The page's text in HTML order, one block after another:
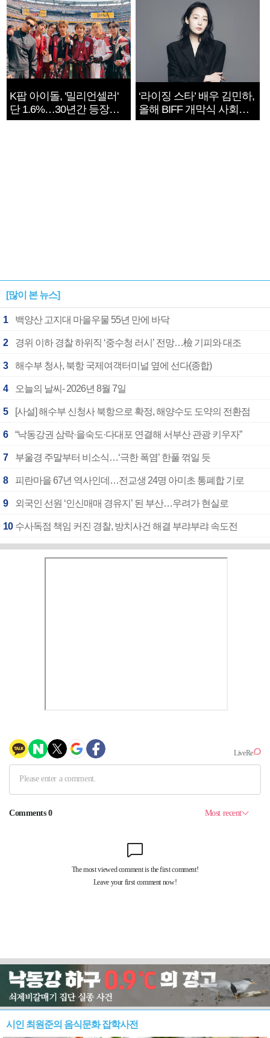
K팝 아이돌, '밀리언셀러'
단 1.6%…30년간 등장
1182개팀 전수조사
‘라이징 스타’ 배우 김민하,
올해 BIFF 개막식 사회자
확정
[많이 본 뉴스]
1 백양산 고지대 마을우물 55년 만에 바닥
2 경위 이하 경찰 하위직 ‘중수청 러시’ 전망…檢 기피와 대조
3 해수부 청사, 북항 국제여객터미널 옆에 선다(종합)
4 오늘의 날씨- 2026년 8월 7일
5 [사설] 해수부 신청사 북항으로 확정, 해양수도 도약의 전환점
6 “낙동강권 삼락·을숙도·다대포 연결해 서부산 관광 키우자”
7 부울경 주말부터 비소식…‘극한 폭염’ 한풀 꺾일 듯
8 피란마을 67년 역사인데…전교생 24명 아미초 통폐합 기로
9 외국인 선원 ‘인신매매 경유지’ 된 부산…우려가 현실로
10 수사독점 책임 커진 경찰, 방치사건 해결 부랴부랴 속도전
시인 최원준의 음식문화 잡학사전